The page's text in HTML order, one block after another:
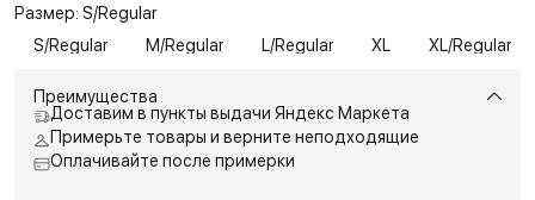
Размер: S/Regular
S/Regular
M/Regular L/Regular XL XL/Regular
Преимущества
Доставим в пункты выдачи Яндекс Маркета
Примерьте товары и верните неподходящие
Оплачивайте после примерки